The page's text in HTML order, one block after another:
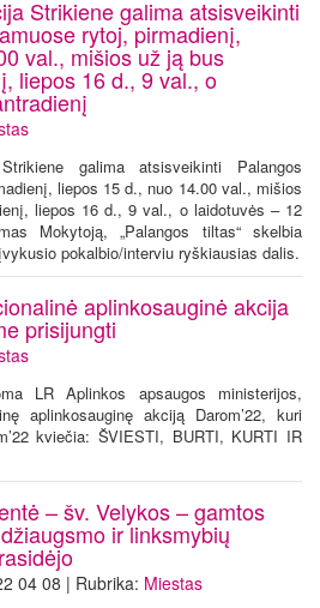
Strikiene galima atsisveikinti
rytoj, pirmadienį,
val., mišios už ją bus
liepos 16 d., 9 val., o
galima atsisveikinti Palangos
liepos 15 d., nuo 14.00 val., mišios
liepos 16 d., 9 val., o laidotuvės – 12
Mokytoją, „Palangos tiltas“ skelbia
pokalbio/interviu ryškiausias dalis.
aplinkosauginė akcija
prisijungti
LR Aplinkos apsaugos ministerijos,
aplinkosauginę akciją Darom’22, kuri
kviečia: ŠVIESTI, BURTI, KURTI IR
– šv. Velykos – gamtos
ir linksmybių
04 08 | Rubrika: Miestas